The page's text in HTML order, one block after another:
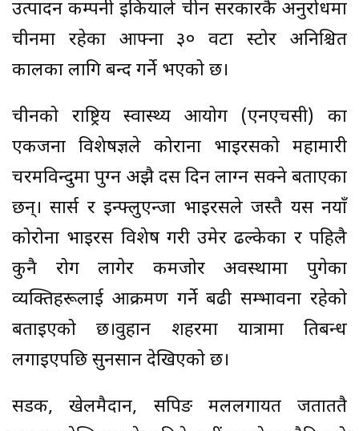
उत्पादन कम्पनी इकियाले चीन सरकारकै अनुरोधमा
चीनमा रहेका आफ्ना ३० वटा स्टोर अनिश्चित
कालका लागि बन्द गर्ने भएको छ।
चीनको राष्ट्रिय स्वास्थ्य आयोग (एनएचसी) का
एकजना विशेषज्ञले कोराना भाइरसको महामारी
चरमविन्दुमा पुग्न अझै दस दिन लाग्न सक्ने बताएका
छन्। सार्स र इन्फ्लुएन्जा भाइरसले जस्तै यस नयाँ
कोरोना भाइरस विशेष गरी उमेर ढल्केका र पहिलै
कुनै रोग लागेर कमजोर अवस्थामा पुगेका
व्यक्तिहरूलाई आक्रमण गर्ने बढी सम्भावना रहेको
बताइएको छ।वुहान शहरमा यात्रामा प्रतिबन्ध
लगाइएपछि सुनसान देखिएको छ।
सडक, खेलमैदान, सपिङ मललगायत जताततै